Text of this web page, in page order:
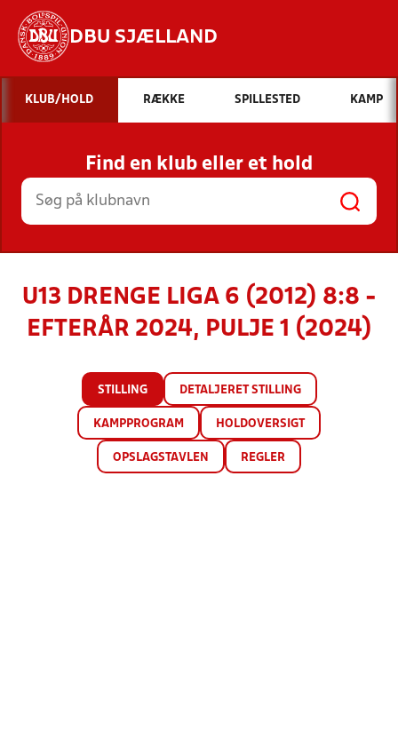
DBU SJÆLLAND
Hvad vil du søge efter?
INDHOLD OG NYHEDER
STILLINGER, RESULTATER, KLUBBER OG
HOLD
KLUB/HOLD RÆKKE SPILLESTED KAMP
Find en klub eller et hold
U13 DRENGE LIGA 6 (2012) 8:8 -
EFTERÅR 2024, PULJE 1 (2024)
STILLING DETALJERET STILLING
KAMPPROGRAM HOLDOVERSIGT
OPSLAGSTAVLEN REGLER